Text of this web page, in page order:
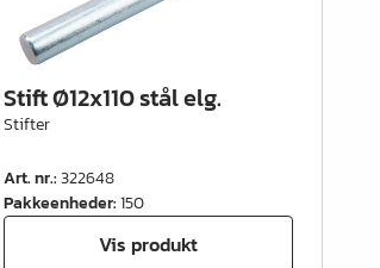
Stift Ø12x110 stål elg.
Stifter
Art. nr.:322648
Pakkeenheder:150
Vis produkt